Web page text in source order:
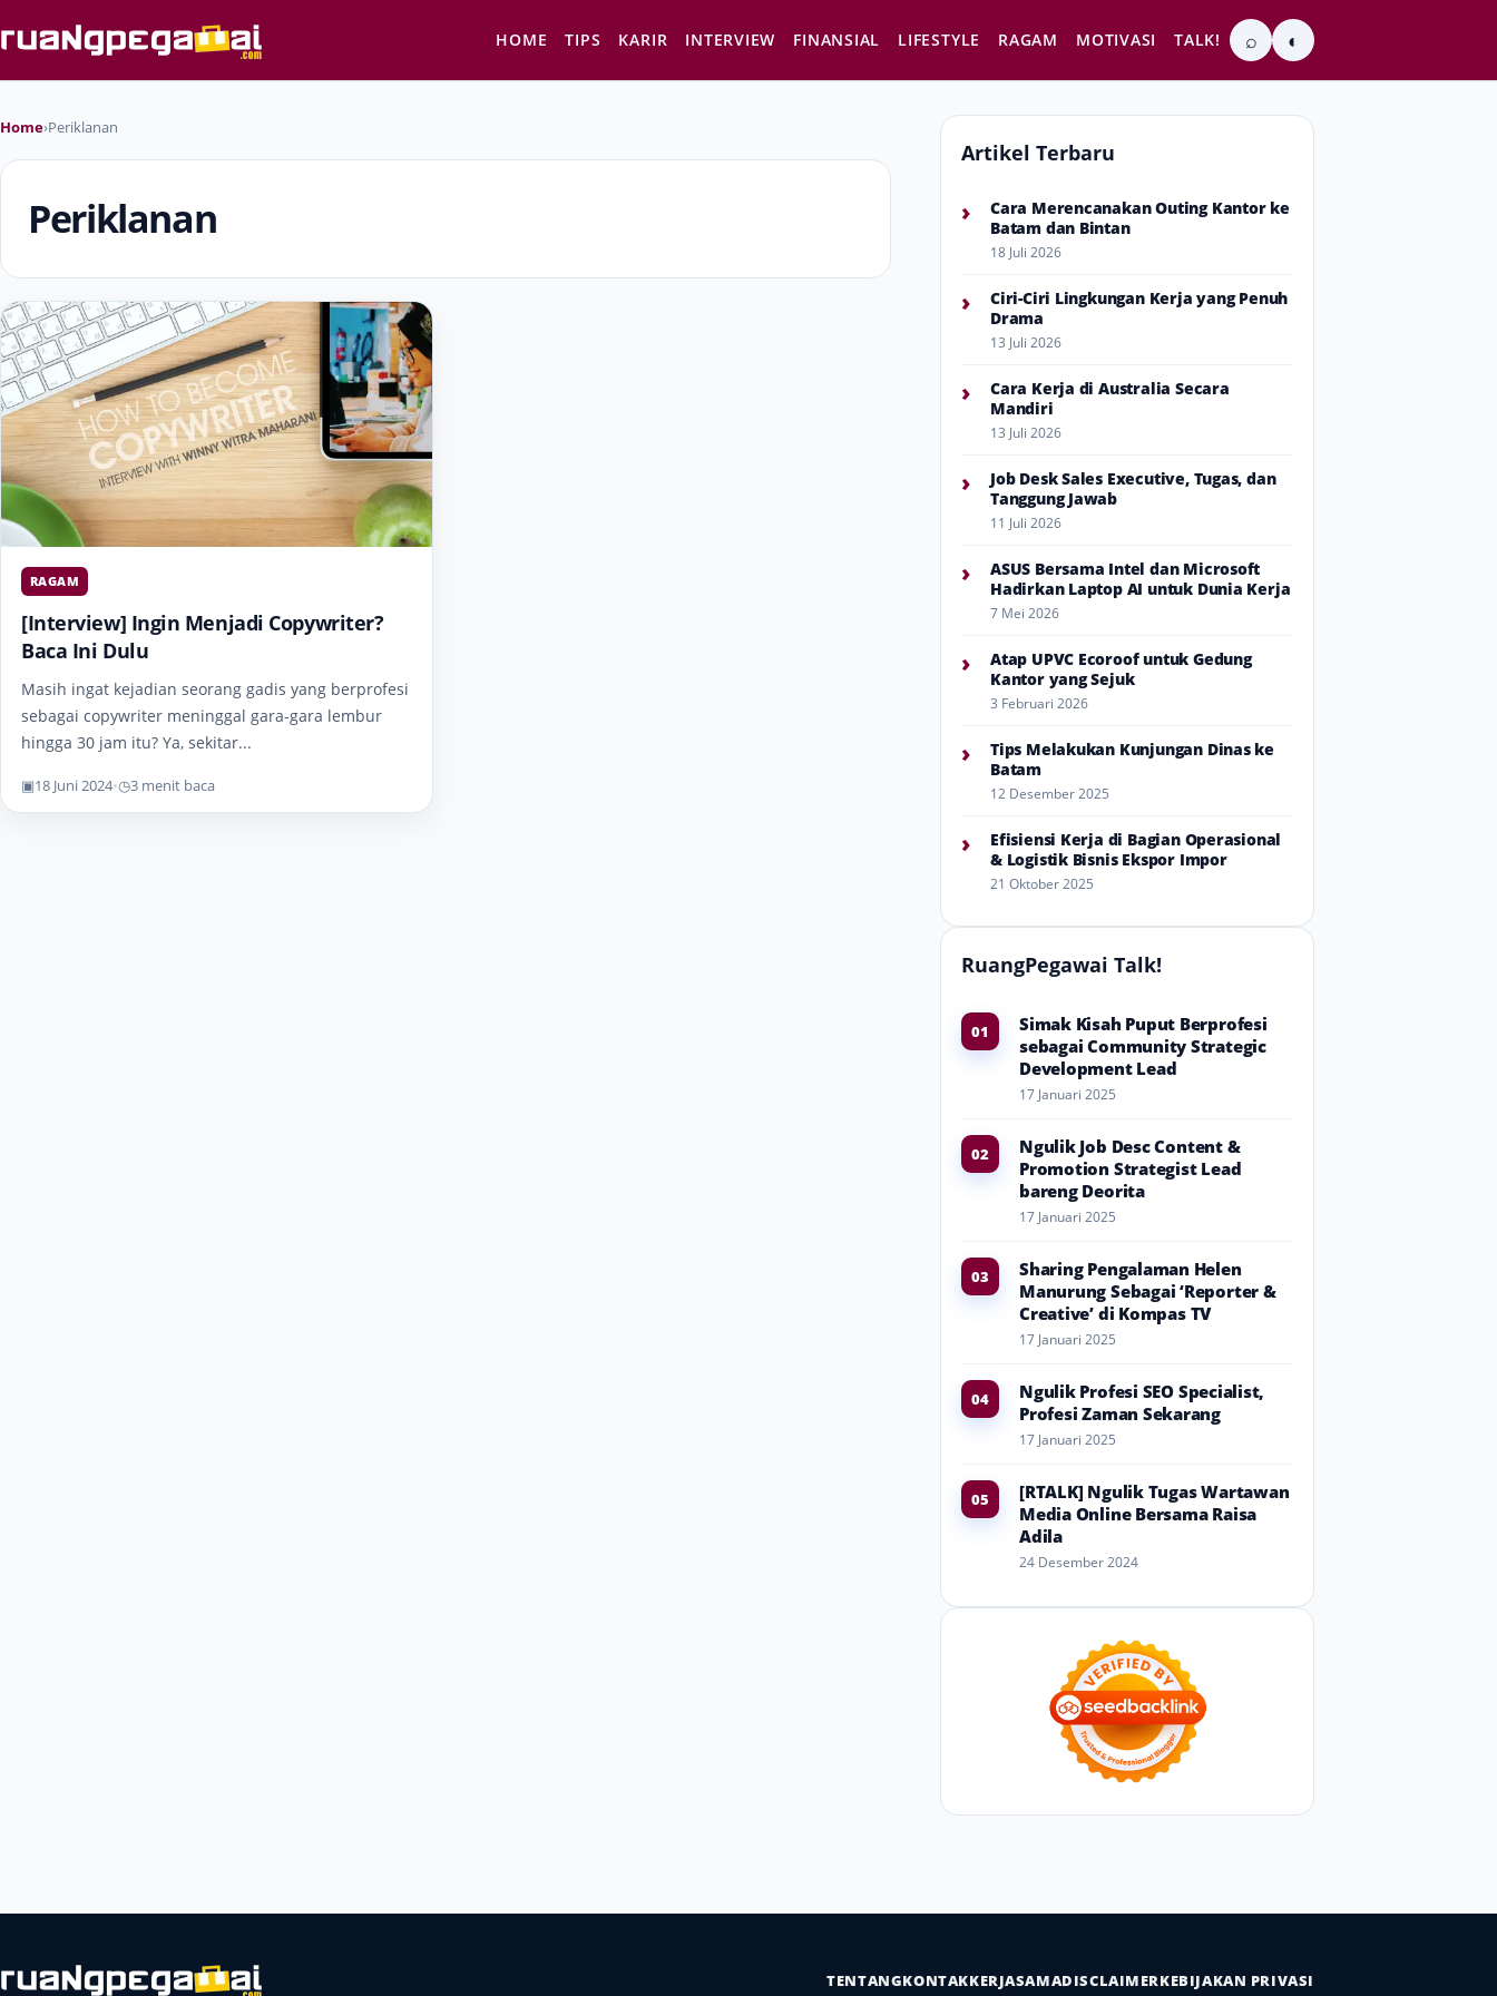
HOME TIPS KARIR INTERVIEW FINANSIAL LIFESTYLE RAGAM MOTIVASI TALK! ⌕ ◐
Home›Periklanan
Periklanan
RAGAM
[Interview] Ingin Menjadi Copywriter?
Baca Ini Dulu
Masih ingat kejadian seorang gadis yang berprofesi
sebagai copywriter meninggal gara-gara lembur
hingga 30 jam itu? Ya, sekitar...
▣18 Juni 2024•◷3 menit baca
Artikel Terbaru
›
Cara Merencanakan Outing Kantor ke
Batam dan Bintan
18 Juli 2026
›
Ciri-Ciri Lingkungan Kerja yang Penuh
Drama
13 Juli 2026
›
Cara Kerja di Australia Secara
Mandiri
13 Juli 2026
›
Job Desk Sales Executive, Tugas, dan
Tanggung Jawab
11 Juli 2026
›
ASUS Bersama Intel dan Microsoft
Hadirkan Laptop AI untuk Dunia Kerja
7 Mei 2026
›
Atap UPVC Ecoroof untuk Gedung
Kantor yang Sejuk
3 Februari 2026
›
Tips Melakukan Kunjungan Dinas ke
Batam
12 Desember 2025
›
Efisiensi Kerja di Bagian Operasional
& Logistik Bisnis Ekspor Impor
21 Oktober 2025
RuangPegawai Talk!
01
Simak Kisah Puput Berprofesi
sebagai Community Strategic
Development Lead
17 Januari 2025
02
Ngulik Job Desc Content &
Promotion Strategist Lead
bareng Deorita
17 Januari 2025
03
Sharing Pengalaman Helen
Manurung Sebagai ‘Reporter &
Creative’ di Kompas TV
17 Januari 2025
04
Ngulik Profesi SEO Specialist,
Profesi Zaman Sekarang
17 Januari 2025
05
[RTALK] Ngulik Tugas Wartawan
Media Online Bersama Raisa
Adila
24 Desember 2024
TENTANGKONTAKKERJASAMADISCLAIMERKEBIJAKAN PRIVASI